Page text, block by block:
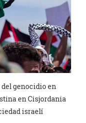
genocidio en
en Cisjordania
israelí